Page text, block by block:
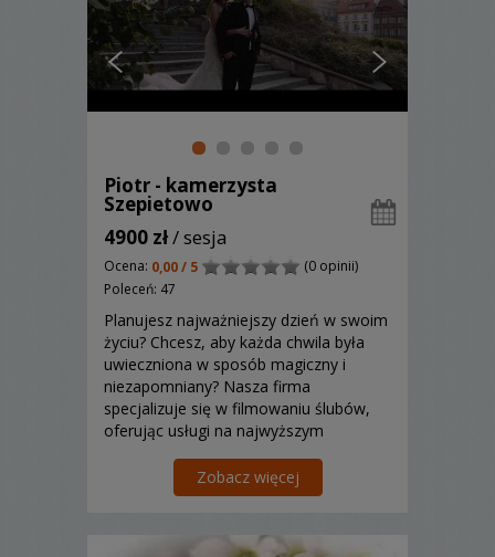
Piotr - kamerzysta
Szepietowo
4900 zł/ sesja
Ocena: 0,00 / 5
(0 opinii)
Poleceń: 47
Planujesz najważniejszy dzień w swoim
życiu? Chcesz, aby każda chwila była
uwieczniona w sposób magiczny i
niezapomniany? Nasza firma
specjalizuje się w filmowaniu ślubów,
oferując usługi na najwyższym
tworzymy filmy, które pozwolą Wam
wracać do tych wyjątkowych
nowoczesnemu spr...
Zobacz więcej